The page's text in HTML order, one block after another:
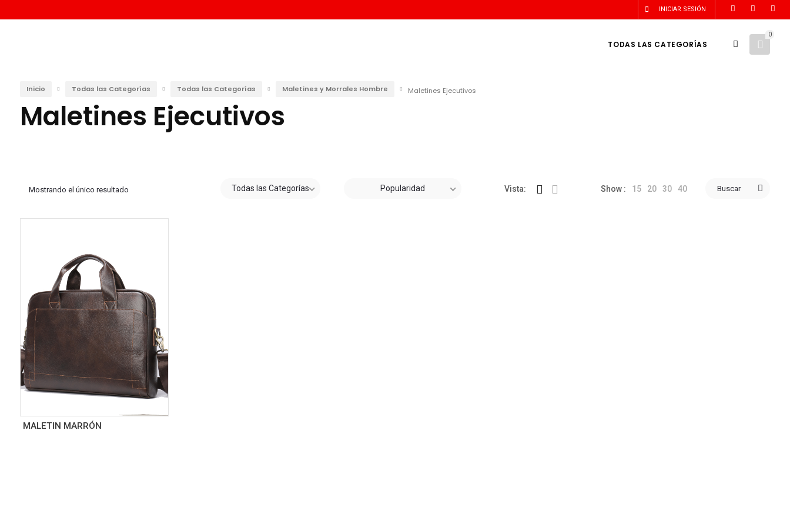
INICIAR SESIÓN
0
TODAS LAS CATEGORÍAS
Inicio Todas las Categorías Todas las Categorías Maletines y Morrales Hombre Maletines Ejecutivos
Maletines Ejecutivos
Mostrando el único resultado Todas las Categorías Popularidad Vista: Show : 15 20 30 40 Buscar
MALETIN MARRÓN